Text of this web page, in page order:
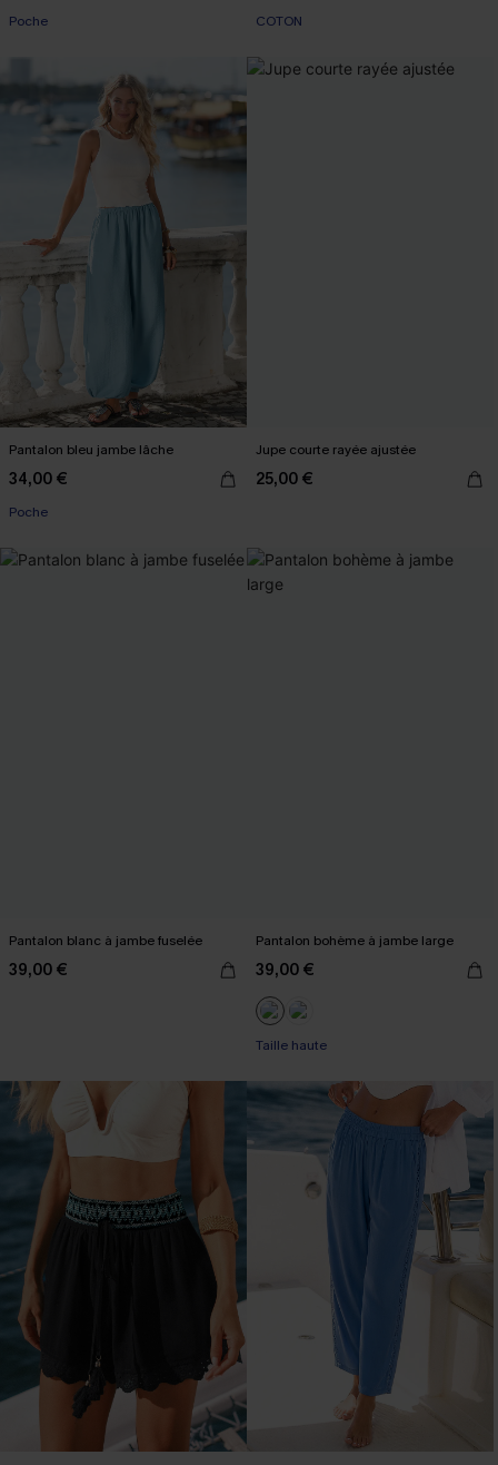
Poche COTON
Pantalon bleu jambe lâche
34,00 €
Poche
Jupe courte rayée ajustée
25,00 €
Pantalon blanc à jambe fuselée
39,00 €
Pantalon bohème à jambe large
39,00 €
Taille haute